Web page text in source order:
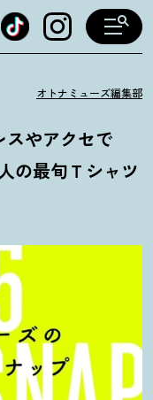
オトナミューズ編集部
スやアクセで
の最旬Ｔシャツ